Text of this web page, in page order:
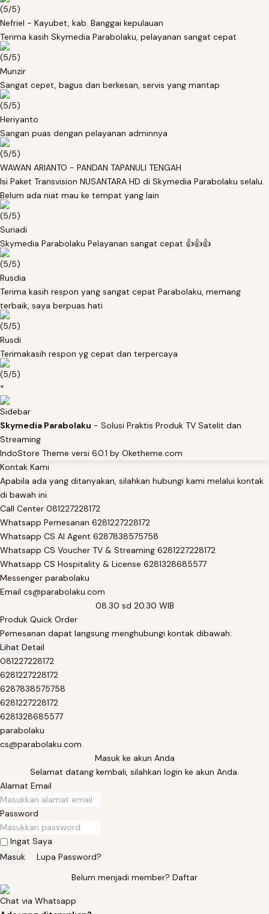
(5/5)
Nefriel - Kayubet, kab. Banggai kepulauan
Terima kasih Skymedia Parabolaku, pelayanan sangat cepat
(5/5)
Munzir
Sangat cepet, bagus dan berkesan, servis yang mantap
(5/5)
Heriyanto
Sangan puas dengan pelayanan adminnya
(5/5)
WAWAN ARIANTO - PANDAN TAPANULI TENGAH
Isi Paket Transvision NUSANTARA HD di Skymedia Parabolaku selalu.
Belum ada niat mau ke tempat yang lain
(5/5)
Suriadi
Skymedia Parabolaku Pelayanan sangat cepat 👍👍👍
(5/5)
Rusdia
Terima kasih respon yang sangat cepat Parabolaku, memang
terbaik, saya berpuas hati
(5/5)
Rusdi
Terimakasih respon yg cepat dan terpercaya
(5/5)
*
Sidebar
Skymedia Parabolaku - Solusi Praktis Produk TV Satelit dan
Streaming
IndoStore Theme versi 6.0.1 by Oketheme.com
Kontak Kami
Apabila ada yang ditanyakan, silahkan hubungi kami melalui kontak
di bawah ini.
Call Center 081227228172
Whatsapp Pemesanan 6281227228172
Whatsapp CS AI Agent 6287838575758
Whatsapp CS Voucher TV & Streaming 6281227228172
Whatsapp CS Hospitality & License 6281328685577
Messenger parabolaku
Email cs@parabolaku.com
08.30 sd 20.30 WIB
Produk Quick Order
Pemesanan dapat langsung menghubungi kontak dibawah:
Lihat Detail
081227228172
6281227228172
6287838575758
6281227228172
6281328685577
parabolaku
cs@parabolaku.com
Masuk ke akun Anda
Selamat datang kembali, silahkan login ke akun Anda.
Alamat Email
Password
Ingat Saya
Masuk
Lupa Password?
Belum menjadi member? Daftar
Chat via Whatsapp